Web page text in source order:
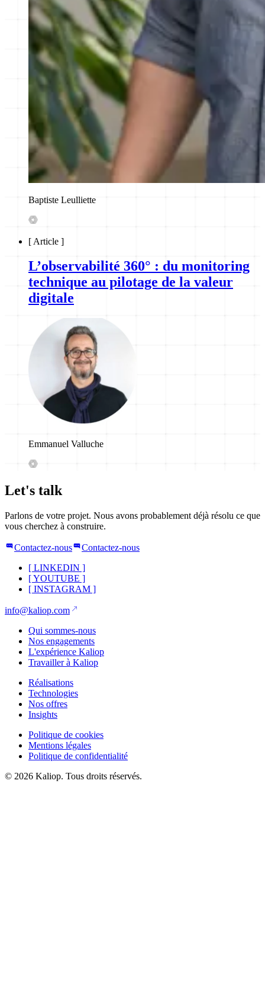
Baptiste Leulliette
[ Article ]
L’observabilité 360° : du monitoring
technique au pilotage de la valeur
digitale
Emmanuel Valluche
Let's talk
Parlons de votre projet. Nous avons probablement déjà résolu ce que
vous cherchez à construire.
Contactez-nous
Contactez-nous
[ LINKEDIN ]
[YOUTUBE ]
[ INSTAGRAM ]
info@kaliop.com
Qui sommes-nous
Nos engagements
L'expérience Kaliop
Travailler à Kaliop
Réalisations
Technologies
Nos offres
Insights
Politique de cookies
Mentions légales
Politique de confidentialité
© 2026 Kaliop. Tous droits réservés.